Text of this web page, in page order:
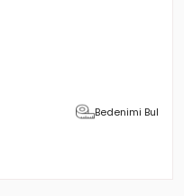
Bedenimi Bul